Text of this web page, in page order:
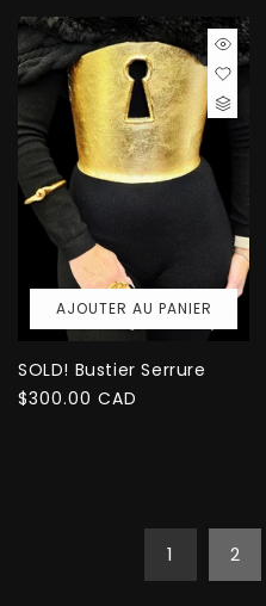
AJOUTER AU PANIER
SOLD! Bustier Serrure
Prix
$300.00 CAD
1 2